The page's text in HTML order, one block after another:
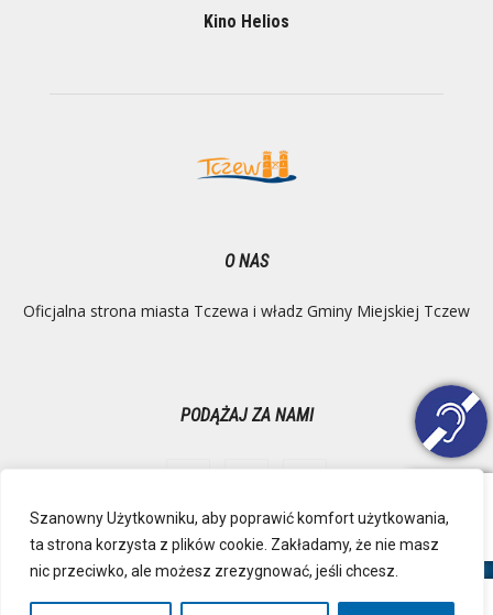
Szanowny Użytkowniku, aby poprawić komfort użytkowania,
ta strona korzysta z plików cookie. Zakładamy, że nie masz
nic przeciwko, ale możesz zrezygnować, jeśli chcesz.
Kino Helios
O NAS
Oficjalna strona miasta Tczewa i władz Gminy Miejskiej Tczew
PODĄŻAJ ZA NAMI
Ochrona danych osobowych
Inspektor Danych Osobowych
Polityka Prywatności
Deklaracja dostępności
RSS
Kontakt